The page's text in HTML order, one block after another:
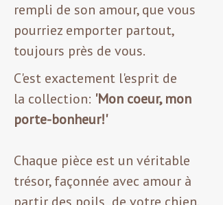
rempli de son amour, que vous
pourriez emporter partout,
toujours près de vous.
C'est exactement l'esprit de
la collection: 'Mon coeur, mon
porte-bonheur!'
Chaque pièce est un véritable
trésor, façonnée avec amour à